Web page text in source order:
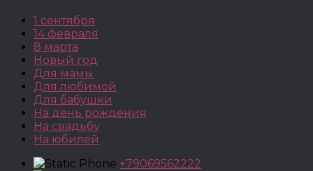
1 сентября
14 февраля
8 марта
Новый год
Для мамы
Для любимой
Для бабушки
На день рождения
На свадьбу
На юбилей
+79069562222